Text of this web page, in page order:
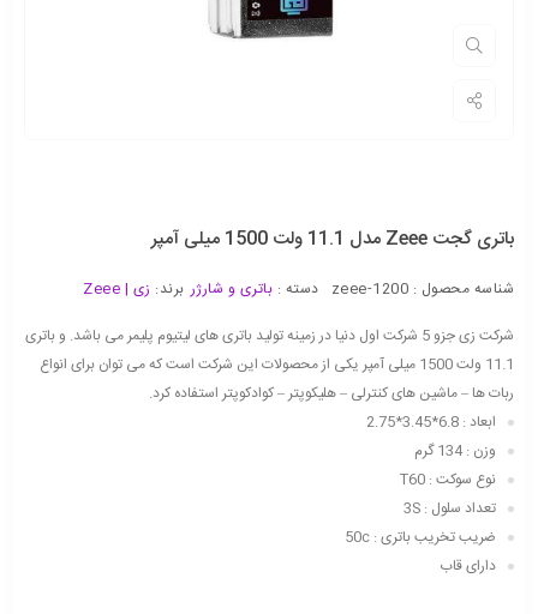
باتری گجت Zeee مدل 11.1 ولت 1500 میلی آمپر
شناسه محصول : zeee-1200 دسته : باتری و شارژر برند: زی | Zeee
شرکت زی جزو 5 شرکت اول دنیا در زمینه تولید باتری های لیتیوم پلیمر می باشد. و باتری
11.1 ولت 1500 میلی آمپر یکی از محصولات این شرکت است که می توان برای انواع
ربات ها – ماشین های کنترلی – هلیکوپتر – کوادکوپتر استفاده کرد.
ابعاد : 6.8*3.45*2.75
وزن : 134 گرم
نوع سوکت : T60
تعداد سلول : 3S
ضریب تخریب باتری : 50c
دارای قاب